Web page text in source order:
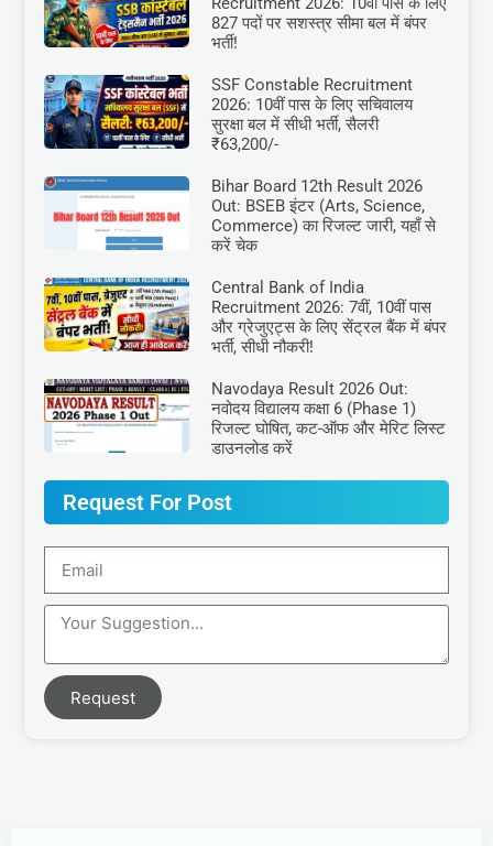
827 पदों पर सशस्त्र सीमा बल में बंपर
भर्ती!
SSF Constable Recruitment
2026: 10वीं पास के लिए सचिवालय
सुरक्षा बल में सीधी भर्ती, सैलरी
₹63,200/-
Bihar Board 12th Result 2026
Out: BSEB इंटर (Arts, Science,
Commerce) का रिजल्ट जारी, यहाँ से
करें चेक
Central Bank of India
Recruitment 2026: 7वीं, 10वीं पास
और ग्रेजुएट्स के लिए सेंट्रल बैंक में बंपर
भर्ती, सीधी नौकरी!
Navodaya Result 2026 Out:
नवोदय विद्यालय कक्षा 6 (Phase 1)
रिजल्ट घोषित, कट-ऑफ और मेरिट लिस्ट
डाउनलोड करें
Request For Post
Request